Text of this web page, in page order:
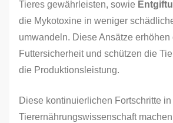
Tieres gewährleisten, sowie
die Mykotoxine in weniger
umwandeln. Diese Ansätze erhöhen
Futtersicherheit und schützen die
die Produktionsleistung.
Diese kontinuierlichen Fortschritte in
Tierernährungswissenschaft